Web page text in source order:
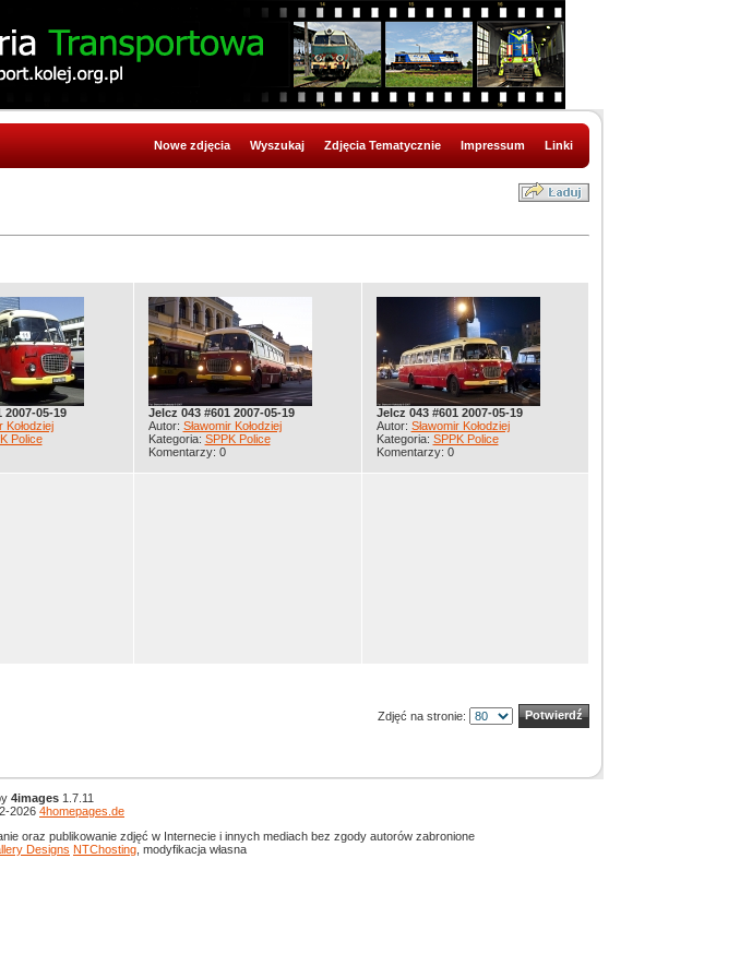
Nowe zdjęcia Wyszukaj Zdjęcia Tematycznie Impressum Linki
2007-05-19
Kołodziej
Police
Jelcz 043 #601 2007-05-19
Autor: Sławomir Kołodziej
Kategoria: SPPK Police
Komentarzy: 0
Jelcz 043 #601 2007-05-19
Autor: Sławomir Kołodziej
Kategoria: SPPK Police
Komentarzy: 0
Zdjęć na stronie:
4images1.7.11
2026 4homepages.de
oraz publikowanie zdjęć w Internecie i innych mediach bez zgody autorów zabronione
Designs NTChosting , modyfikacja własna